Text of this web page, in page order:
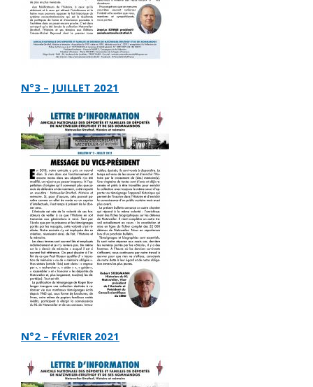
N°3 – JUILLET 2021
N°2 – FÉVRIER 2021